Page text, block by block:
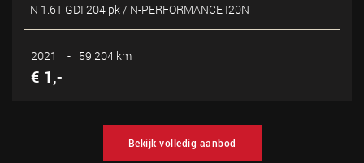
N 1.6T GDI 204 pk / N-PERFORMANCE I20N
2021 - 59.204 km
€ 1,-
Bekijk volledig aanbod